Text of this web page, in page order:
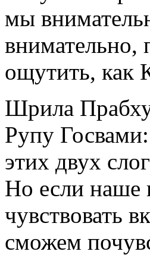
мы
ощутить, как
Шрила
Рупу
этих двух
Но если наше
чувствовать
сможем